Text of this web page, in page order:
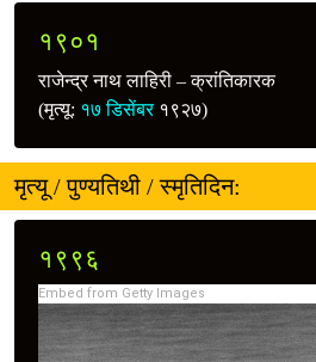
१९०१
राजेन्द्र नाथ लाहिरी – क्रांतिकारक
(मृत्यू: १७ डिसेंबर१९२७)
मृत्यू / पुण्यतिथी / स्मृतिदिन:
१९९६
Embed from Getty Images